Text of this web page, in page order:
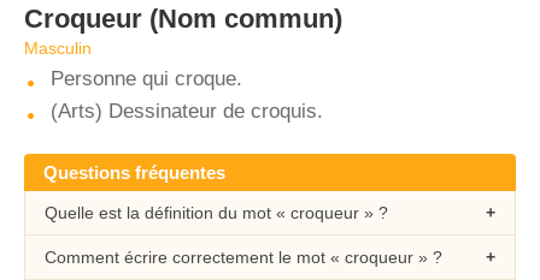
Croqueur (Nom commun)
Masculin
Personne qui croque.
(Arts) Dessinateur de croquis.
Questions fréquentes
Quelle est la définition du mot « croqueur » ?
Comment écrire correctement le mot « croqueur » ?